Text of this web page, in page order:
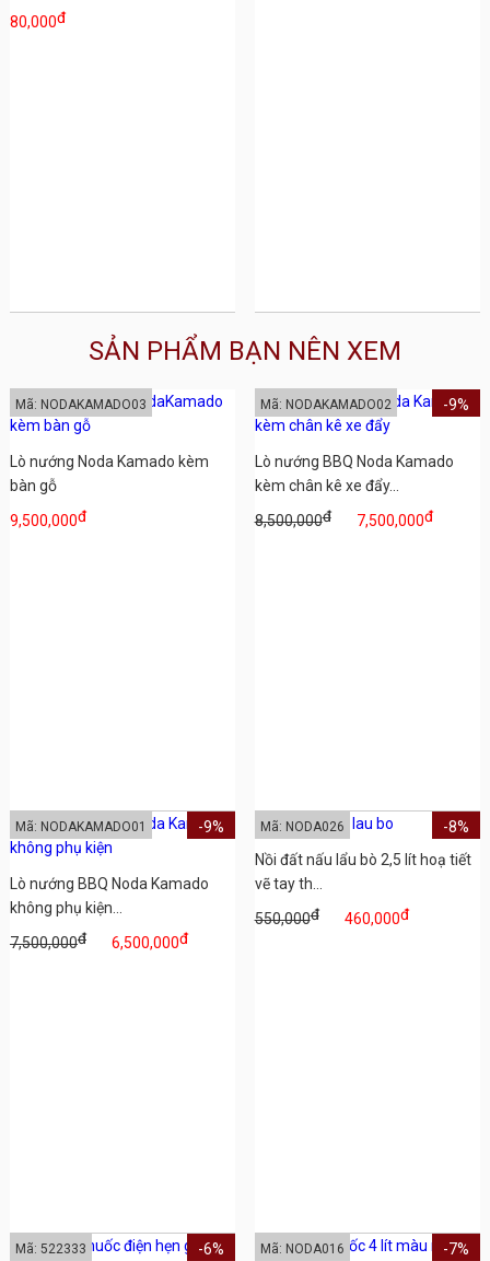
80,000đ
SẢN PHẨM BẠN NÊN XEM
Lò nướng Noda Kamado kèm
bàn gỗ
9,500,000đ
Mã: NODAKAMADO03
Lò nướng BBQ Noda Kamado
kèm chân kê xe đẩy...
8,500,000đ 7,500,000đ
-9%
Mã: NODAKAMADO02
Lò nướng BBQ Noda Kamado
không phụ kiện...
7,500,000đ 6,500,000đ
-9%
Mã: NODAKAMADO01
Nồi đất nấu lẩu bò 2,5 lít hoạ tiết
vẽ tay th...
550,000đ 460,000đ
-8%
Mã: NODA026
-6%
Mã: 522333 -7%
Mã: NODA016